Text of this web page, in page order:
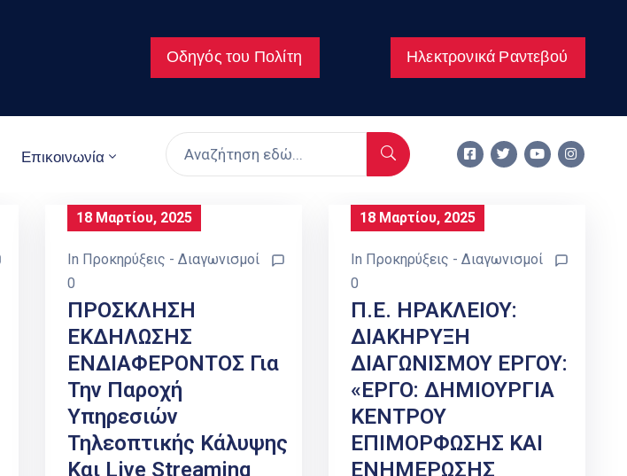
Οδηγός του Πολίτη Ηλεκτρονικά Ραντεβού
Επικοινωνία
18 Μαρτίου, 2025
In Προκηρύξεις - Διαγωνισμοί
0
ΠΡΟΣΚΛΗΣΗ
ΕΚΔΗΛΩΣΗΣ
ΕΝΔΙΑΦΕΡΟΝΤΟΣ Για
Την Παροχή
Υπηρεσιών
Τηλεοπτικής Κάλυψης
Και Live Streaming
18 Μαρτίου, 2025
In Προκηρύξεις - Διαγωνισμοί
0
Π.Ε. ΗΡΑΚΛΕΙΟΥ:
ΔΙΑΚΗΡΥΞΗ
ΔΙΑΓΩΝΙΣΜΟΥ ΕΡΓΟΥ:
«ΕΡΓΟ: ΔΗΜΙΟΥΡΓΙΑ
ΚΕΝΤΡΟΥ
ΕΠΙΜΟΡΦΩΣΗΣ ΚΑΙ
ΕΝΗΜΕΡΩΣΗΣ